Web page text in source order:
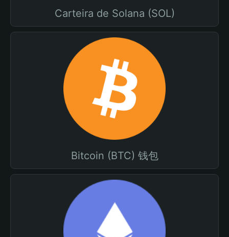
Carteira de Solana (SOL)
Bitcoin (BTC) 钱包